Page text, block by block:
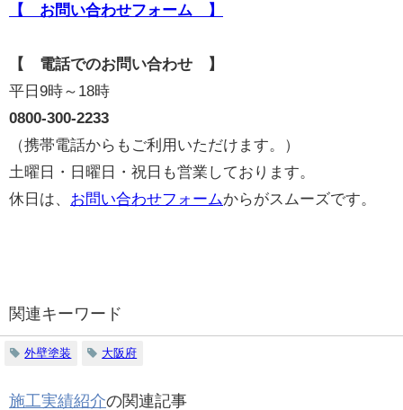
【 お問い合わせフォーム 】
【 電話でのお問い合わせ 】
平日9時～18時
0800-300-2233
（携帯電話からもご利用いただけます。）
土曜日・日曜日・祝日も営業しております。
休日は、
お問い合わせフォームからがスムーズです。
関連キーワード
外壁塗装 大阪府
施工実績紹介の関連記事